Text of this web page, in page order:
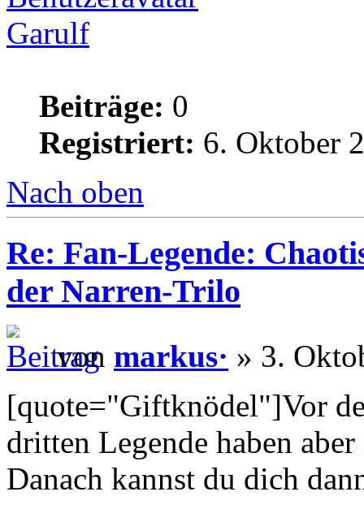
Garulf
Beiträge: 0
Registriert: 6. Oktober
Nach oben
Re: Fan-Legende:
der Narren-Trilo
von markus· » 3.
[quote="Giftknödel"]Vor
dritten Legende haben
Danach kannst du dich